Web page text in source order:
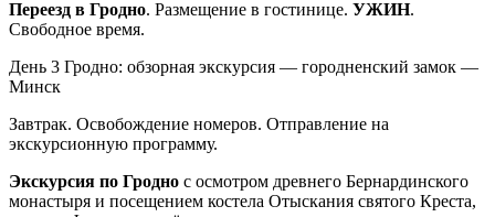
Переезд в Гродно. Размещение в гостинице. УЖИН.
Свободное время.
День 3 Гродно: обзорная экскурсия — городненский замок —
Минск
Завтрак. Освобождение номеров. Отправление на
экскурсионную программу.
Экскурсия по Гродно с осмотром древнего Бернардинского
монастыря и посещением костела Отыскания святого Креста,